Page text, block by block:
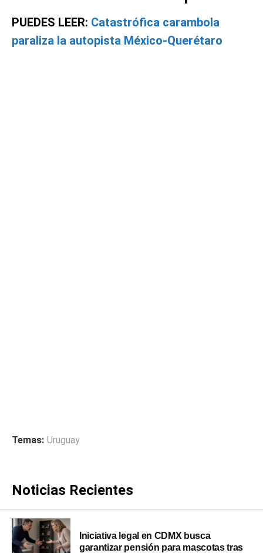
PUEDES LEER: Catastrófica carambola
paraliza la autopista México-Querétaro
Temas: Uruguay
Noticias Recientes
Iniciativa legal en CDMX busca
garantizar pensión para mascotas tras